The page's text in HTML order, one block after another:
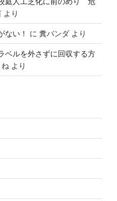
より
ない！ に 糞パンダ より
ベルを外さずに回収する方
より